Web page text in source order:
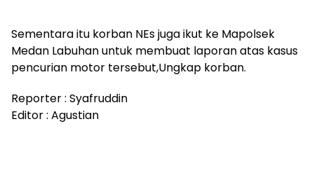
Sementara itu korban NEs juga ikut ke Mapolsek
Medan Labuhan untuk membuat laporan atas kasus
pencurian motor tersebut,Ungkap korban.
Reporter : Syafruddin
Editor : Agustian